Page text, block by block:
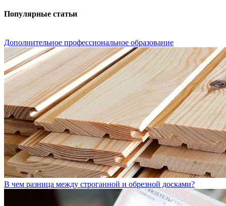
Популярные статьи
Дополнительное профессиональное образование
В чем разница между строганной и обрезной досками?